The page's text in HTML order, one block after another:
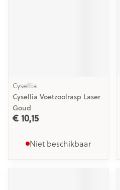
Cysellia
Cysellia Voetzoolrasp Laser
Goud
€ 10,15
Niet beschikbaar